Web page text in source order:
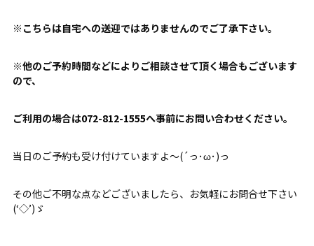
※こちらは自宅への送迎ではありませんのでご了承下さい。
※他のご予約時間などによりご相談させて頂く場合もございます
ので、
ご利用の場合は072-812-1555へ事前にお問い合わせください。
当日のご予約も受け付けていますよ～(´っ･ω･)っ
その他ご不明な点などございましたら、お気軽にお問合せ下さい
(‘◇’)ゞ